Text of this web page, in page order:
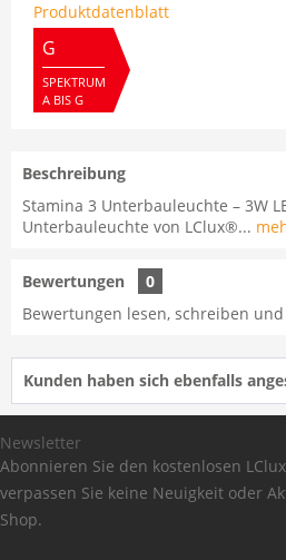
Produktdatenblatt
G
SPEKTRUM
A BIS G
Beschreibung
Stamina 3 Unterbauleuchte – 3W
Unterbauleuchte von LClux®...
Bewertungen
0
Bewertungen lesen, schreiben
Kunden haben sich ebenfalls
Newsletter
Abonnieren Sie den kostenlosen
verpassen Sie keine Neuigkeit oder
Shop.